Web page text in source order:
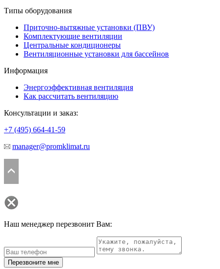
Типы оборудования
Приточно-вытяжные установки (ПВУ)
Комплектующие вентиляции
Центральные кондиционеры
Вентиляционные установки для бассейнов
Информация
Энергоэффективная вентиляция
Как рассчитать вентиляцию
Консультации и заказ:
+7 (495) 664-41-59
manager@promklimat.ru
Наш менеджер перезвонит Вам:
Перезвоните мне